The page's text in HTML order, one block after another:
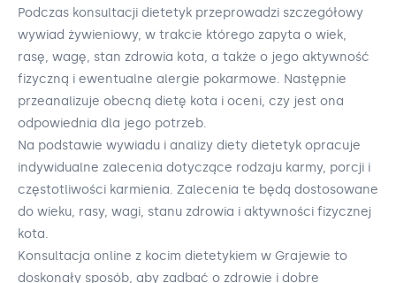
Podczas konsultacji dietetyk przeprowadzi szczegółowy
wywiad żywieniowy, w trakcie którego zapyta o wiek,
rasę, wagę, stan zdrowia kota, a także o jego aktywność
fizyczną i ewentualne alergie pokarmowe. Następnie
przeanalizuje obecną dietę kota i oceni, czy jest ona
odpowiednia dla jego potrzeb.
Na podstawie wywiadu i analizy diety dietetyk opracuje
indywidualne zalecenia dotyczące rodzaju karmy, porcji i
częstotliwości karmienia. Zalecenia te będą dostosowane
do wieku, rasy, wagi, stanu zdrowia i aktywności fizycznej
kota.
Konsultacja online z kocim dietetykiem w Grajewie to
doskonały sposób, aby zadbać o zdrowie i dobre